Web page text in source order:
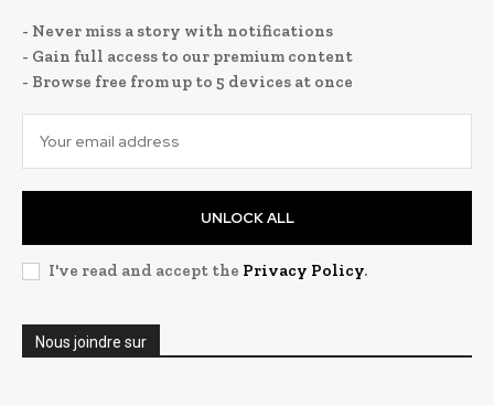
- Never miss a story with notifications
- Gain full access to our premium content
- Browse free from up to 5 devices at once
UNLOCK ALL
I've read and accept the Privacy Policy.
Nous joindre sur